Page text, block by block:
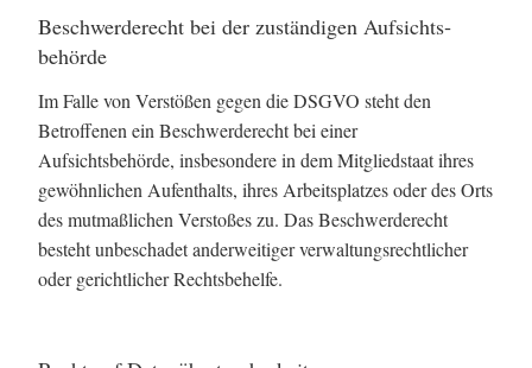
Beschwerde­recht bei der zuständigen Aufsichts­
behörde
Im Falle von Verstößen gegen die DSGVO steht den
Betroffenen ein Beschwerderecht bei einer
Aufsichtsbehörde, insbesondere in dem Mitgliedstaat ihres
gewöhnlichen Aufenthalts, ihres Arbeitsplatzes oder des Orts
des mutmaßlichen Verstoßes zu. Das Beschwerderecht
besteht unbeschadet anderweitiger verwaltungsrechtlicher
oder gerichtlicher Rechtsbehelfe.